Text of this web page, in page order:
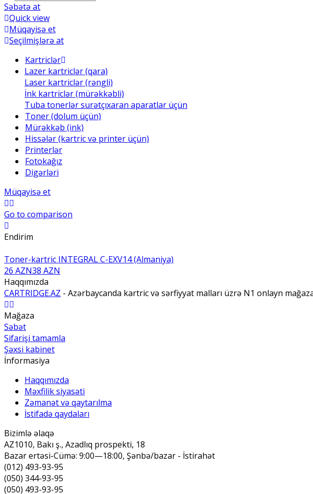
Səbətə at
Quick view
Müqayisə et
Seçilmişlərə at
Kartriclər
Lazer kartriclər (qara)
Laser kartriclər (rəngli)
İnk kartriclər (mürəkkəbli)
Tuba tonerlər surətçıxaran aparatlar üçün
Toner (dolum üçün)
Mürəkkəb (ink)
Hissələr (kartric və printer üçün)
Printerlər
Fotokağız
Digərləri
Müqayisə et
Go to comparison
Endirim
Toner-kartric INTEGRAL C-EXV14 (Almaniya)
26 AZN38 AZN
Haqqımızda
CARTRIDGE.AZ - Azərbaycanda kartric və sərfiyyat malları üzrə N1 onlayn
Mağaza
Səbət
Sifarişi tamamla
Şəxsi kabinet
İnformasiya
Haqqımızda
Məxfilik siyasəti
Zəmanət və qaytarılma
İstifadə qaydaları
Bizimlə əlaqə
AZ1010, Bakı ş., Azadlıq prospekti, 18
Bazar ertəsi-Cümə: 9:00—18:00, Şənbə/bazar - İstirahət
(012) 493-93-95
(050) 344-93-95
(050) 493-93-95